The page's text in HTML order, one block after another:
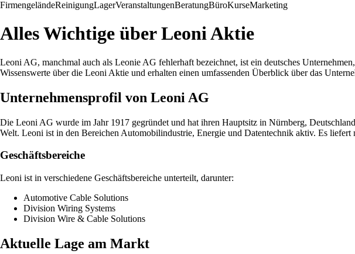
FirmengeländeReinigungLagerVeranstaltungenBeratungBüroKurseMarketing
Alles Wichtige über Leoni Aktie
Leoni AG, manchmal auch als Leonie AG fehlerhaft bezeichnet, ist ein deutsches
Wissenswerte über die Leoni Aktie und erhalten einen umfassenden Überblick über das
Unternehmensprofil von Leoni AG
Die Leoni AG wurde im Jahr 1917 gegründet und hat ihren Hauptsitz in Nürnberg,
Welt. Leoni ist in den Bereichen Automobilindustrie, Energie und Datentechnik aktiv. Es liefert
Geschäftsbereiche
Leoni ist in verschiedene Geschäftsbereiche unterteilt, darunter:
Automotive Cable Solutions
Division Wiring Systems
Division Wire & Cable Solutions
Aktuelle Lage am Markt